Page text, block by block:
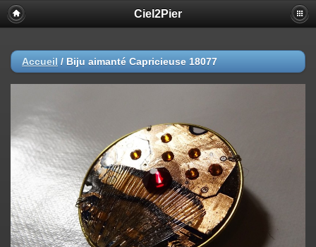
Ciel2Pier
Accueil / Biju aimanté Capricieuse 18077